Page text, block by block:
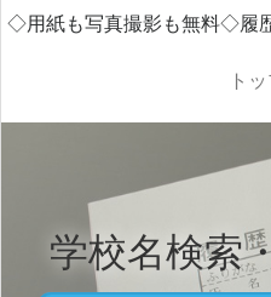
◇用紙も写真撮影も無料◇履
ト
学校名検索